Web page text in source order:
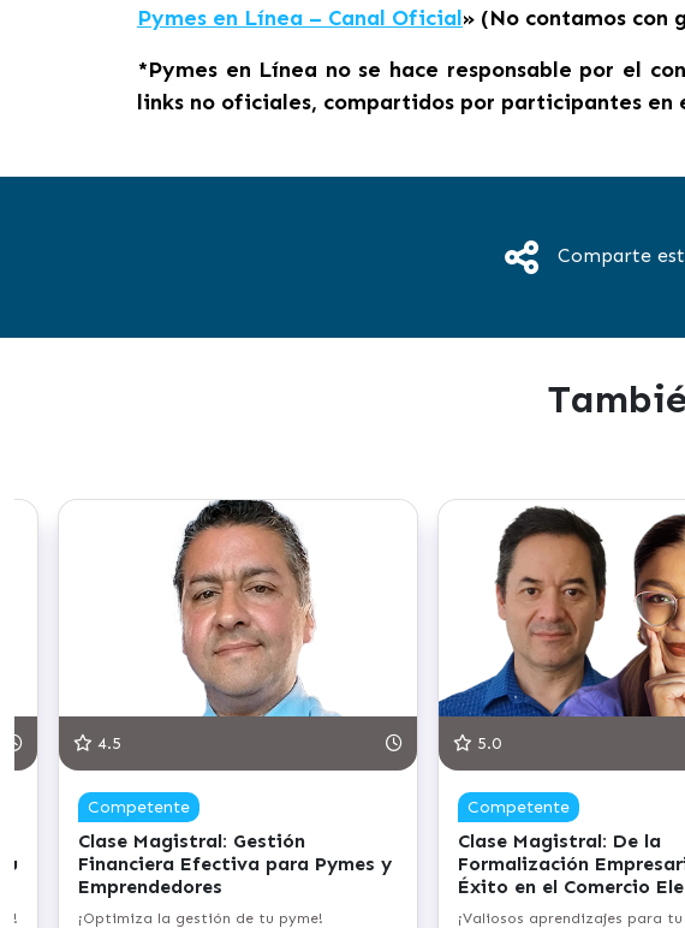
Pymes en Línea – Canal Oficial» (No contamos con
*Pymes en Línea no se hace responsable por el
links no oficiales, compartidos por participantes en
Comparte
4.5
Competente
Clase Magistral: Gestión
Financiera Efectiva para Pymes y
Emprendedores
¡Optimiza la gestión de tu pyme!
5.0
Competente
Clase Magistral: De la
Formalización
Éxito en el Comercio
¡Valiosos aprendizajes para